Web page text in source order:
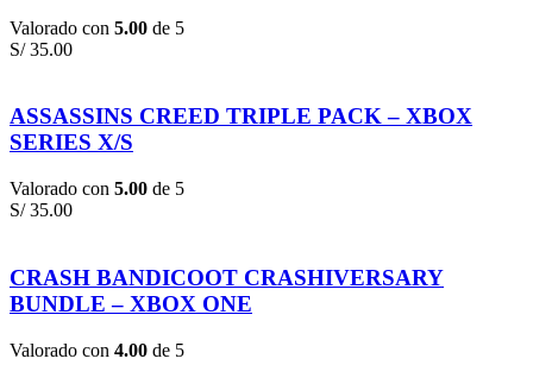
Valorado con 5.00 de 5
S/35.00
ASSASSINS CREED TRIPLE PACK – XBOX
SERIES X/S
Valorado con 5.00 de 5
S/35.00
CRASH BANDICOOT CRASHIVERSARY
BUNDLE – XBOX ONE
Valorado con 4.00 de 5